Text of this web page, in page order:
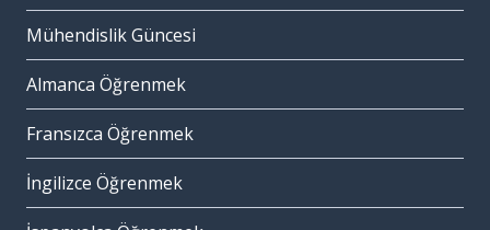
Mühendislik Güncesi
Almanca Öğrenmek
Fransızca Öğrenmek
İngilizce Öğrenmek